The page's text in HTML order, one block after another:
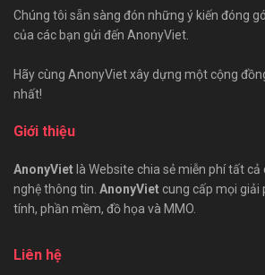
Chúng tôi sẵn sàng đón những ý kiến đóng
của các bạn gửi đến AnonyViet.
Hãy cùng AnonyViet xây dựng một cộng
nhất!
Giới thiệu
AnonyViet là Website chia sẻ miễn phí tất
nghệ thông tin. AnonyViet cung cấp mọi giải
tính, phần mềm, đồ họa và MMO.
Liên hệ